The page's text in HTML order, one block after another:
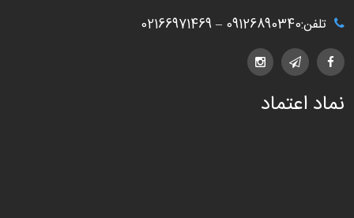
تلفن:09126890340 – 02166971469
نماد اعتماد